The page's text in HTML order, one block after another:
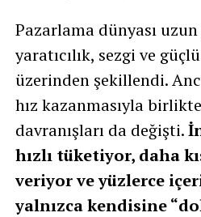
Pazarlama dünyası
yaratıcılık, sezgi ve
üzerinden şekillendi.
hız kazanmasıyla
davranışları da değişti.
hızlı tüketiyor, daha
veriyor ve yüzlerce
yalnızca kendisine